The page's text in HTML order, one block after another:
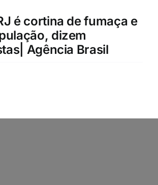
é cortina de fumaça e
dizem
Agência Brasil